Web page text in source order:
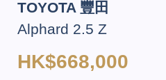
TOYOTA 豐田
Alphard 2.5 Z
HK$668,000